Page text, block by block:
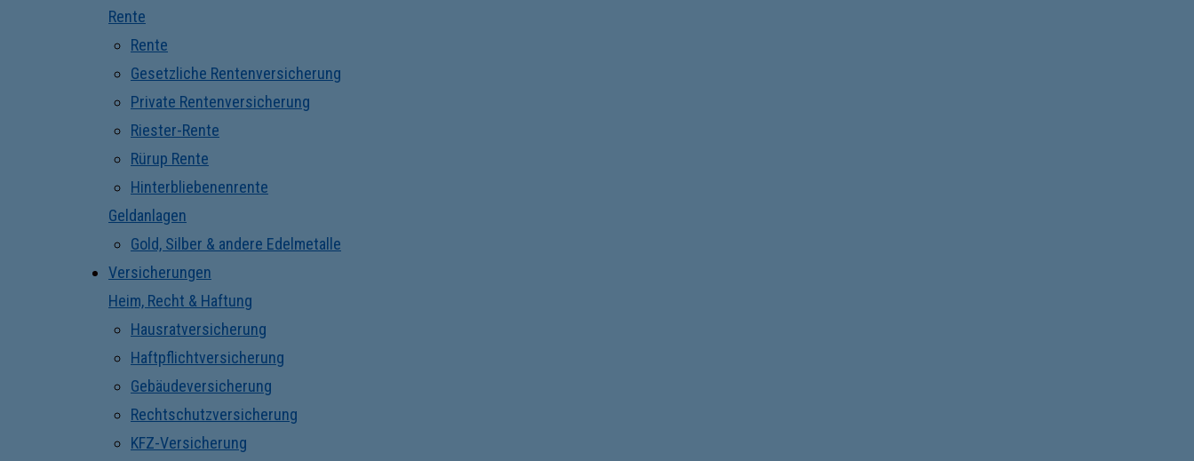
Rente
Rente
Gesetzliche Rentenversicherung
Private Rentenversicherung
Riester-Rente
Rürup Rente
Hinterbliebenenrente
Geldanlagen
Gold, Silber & andere Edelmetalle
Versicherungen
Heim, Recht & Haftung
Hausratversicherung
Haftpflichtversicherung
Gebäudeversicherung
Rechtschutzversicherung
KFZ-Versicherung